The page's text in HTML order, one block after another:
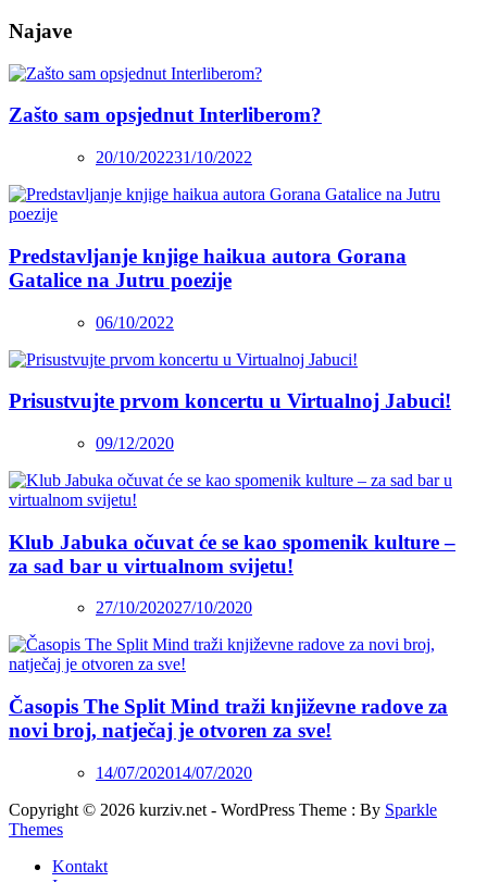
Najave
Zašto sam opsjednut Interliberom?
20/10/202231/10/2022
Predstavljanje knjige haikua autora Gorana
Gatalice na Jutru poezije
06/10/2022
Prisustvujte prvom koncertu u Virtualnoj Jabuci!
09/12/2020
Klub Jabuka očuvat će se kao spomenik kulture –
za sad bar u virtualnom svijetu!
27/10/202027/10/2020
Časopis The Split Mind traži književne radove za
novi broj, natječaj je otvoren za sve!
14/07/202014/07/2020
Copyright © 2026 kurziv.net - WordPress Theme : By Sparkle
Themes
Kontakt